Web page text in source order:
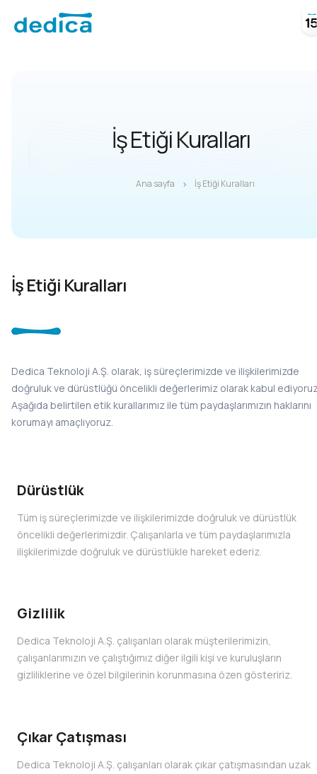
İş Etiği Kuralları
Ana sayfa İş Etiği Kuralları
İş Etiği Kuralları
Dedica Teknoloji A.Ş. olarak, iş süreçlerimizde ve ilişkilerimizde
doğruluk ve dürüstlüğü öncelikli değerlerimiz olarak kabul
Aşağıda belirtilen etik kurallarımız ile tüm paydaşlarımızın haklarını
korumayı amaçlıyoruz.
Dürüstlük
Tüm iş süreçlerimizde ve ilişkilerimizde doğruluk ve dürüstlük
öncelikli değerlerimizdir. Çalışanlarla ve tüm paydaşlarımızla
ilişkilerimizde doğruluk ve dürüstlükle hareket ederiz.
Gizlilik
Dedica Teknoloji A.Ş. çalışanları olarak müşterilerimizin,
çalışanlarımızın ve çalıştığımız diğer ilgili kişi ve kuruluşların
gizliliklerine ve özel bilgilerinin korunmasına özen gösteririz.
Çıkar Çatışması
Dedica Teknoloji A.Ş. çalışanları olarak çıkar çatışmasından uzak